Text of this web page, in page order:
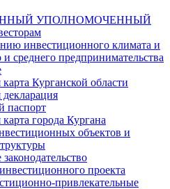
УПОЛНОМОЧЕННЫЙ
инвестиционного климата и
среднего предпринимательства
Курганской области
паспорт
города Кургана
объектов и
проекта
привлекательные